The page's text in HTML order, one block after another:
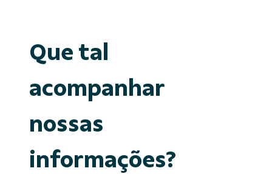
Que tal
acompanhar
nossas
informações?